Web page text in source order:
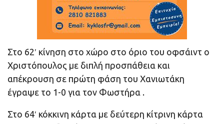
Στο 62′ κίνηση στο χώρο στο όριο του οφσάιντ ο
Χριστόπουλος με διπλή προσπάθεια και
απέκρουση σε πρώτη φάση του Χανιωτάκη
έγραψε το 1-0 για τον Φωστήρα .
Στο 64′ κόκκινη κάρτα με δεύτερη κίτρινη κάρτα